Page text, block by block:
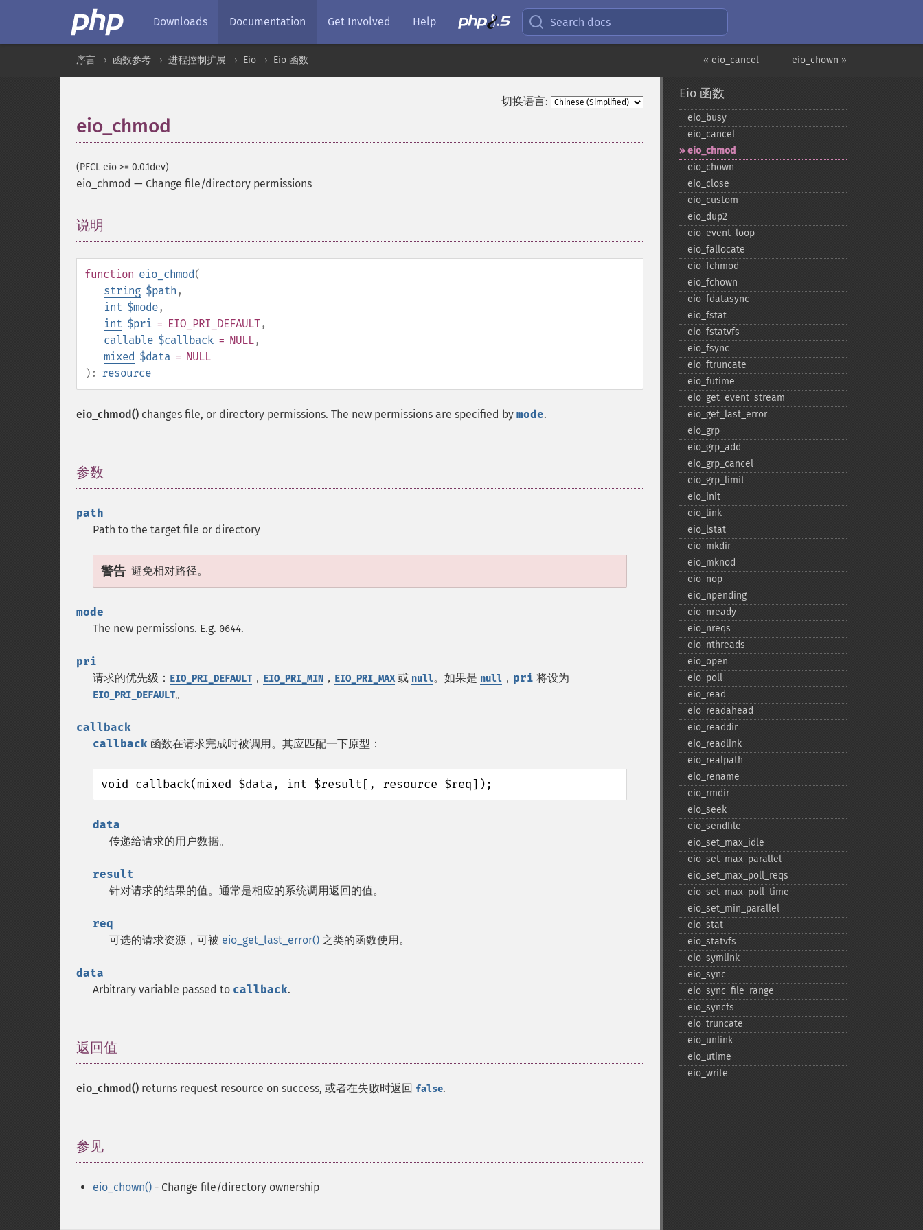
Downloads Documentation Get Involved Help Search docs
eio_chown »
« eio_cancel
序言 函数参考 进程控制扩展 Eio Eio 函数
切换语言:
eio_chmod
(PECL eio >= 0.0.1dev)
eio_chmod — Change file/directory permissions
说明
function eio_chmod(
string $path ,
int $mode,
int $pri = EIO_PRI_DEFAULT,
callable $callback = NULL,
mixed $data = NULL
): resource
eio_chmod() changes file, or directory permissions. The new permissions are specified by mode.
参数
path
Path to the target file or directory
警告 避免相对路径。
mode
The new permissions. E.g. 0644.
pri
请求的优先级： EIO_PRI_DEFAULT ， EIO_PRI_MIN ， EIO_PRI_MAX或 null。如果是 null ， pri 将设为
EIO_PRI_DEFAULT。
callback
callback 函数在请求完成时被调用。其应匹配一下原型：
void callback(mixed $data, int $result[, resource $req]);
data
传递给请求的用户数据。
result
针对请求的结果的值。通常是相应的系统调用返回的值。
req
可选的请求资源，可被 eio_get_last_error() 之类的函数使用。
data
Arbitrary variable passed to callback.
返回值
eio_chmod() returns request resource on success, 或者在失败时返回 false.
参见
eio_chown() - Change file/directory ownership
Eio 函数
eio_​busy
eio_​cancel
eio_​chmod
eio_​chown
eio_​close
eio_​custom
eio_​dup2
eio_​event_​loop
eio_​fallocate
eio_​fchmod
eio_​fchown
eio_​fdatasync
eio_​fstat
eio_​fstatvfs
eio_​fsync
eio_​ftruncate
eio_​futime
eio_​get_​event_​stream
eio_​get_​last_​error
eio_​grp
eio_​grp_​add
eio_​grp_​cancel
eio_​grp_​limit
eio_​init
eio_​link
eio_​lstat
eio_​mkdir
eio_​mknod
eio_​nop
eio_​npending
eio_​nready
eio_​nreqs
eio_​nthreads
eio_​open
eio_​poll
eio_​read
eio_​readahead
eio_​readdir
eio_​readlink
eio_​realpath
eio_​rename
eio_​rmdir
eio_​seek
eio_​sendfile
eio_​set_​max_​idle
eio_​set_​max_​parallel
eio_​set_​max_​poll_​reqs
eio_​set_​max_​poll_​time
eio_​set_​min_​parallel
eio_​stat
eio_​statvfs
eio_​symlink
eio_​sync
eio_​sync_​file_​range
eio_​syncfs
eio_​truncate
eio_​unlink
eio_​utime
eio_​write